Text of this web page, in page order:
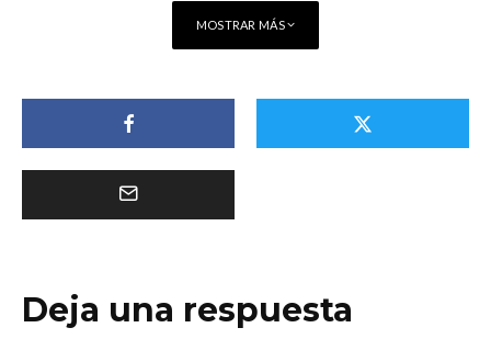
MOSTRAR MÁS
Deja una respuesta